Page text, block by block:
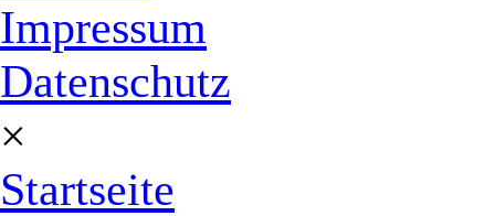
Impressum
Datenschutz
×
Startseite